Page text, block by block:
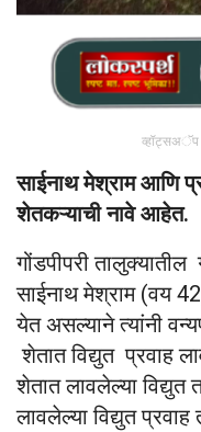
व्हॉट्सअॅप
साईनाथ मेश्राम आणि
शेतकऱ्याची नावे आहेत.
गोंडपीपरी
साईनाथ मेश्राम (वय
येत असल्याने त्यांनी
शेतात विद्युत प्रवाह
शेतात लावलेल्या विद्युत
लावलेल्या विद्युत